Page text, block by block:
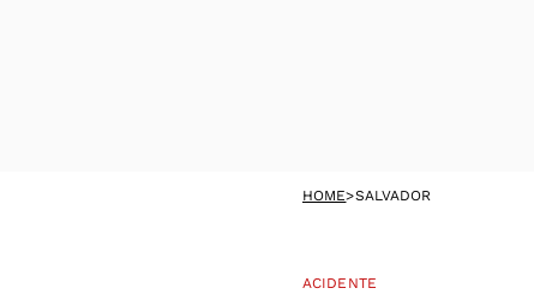
HOME>SALVADOR
ACIDENTE